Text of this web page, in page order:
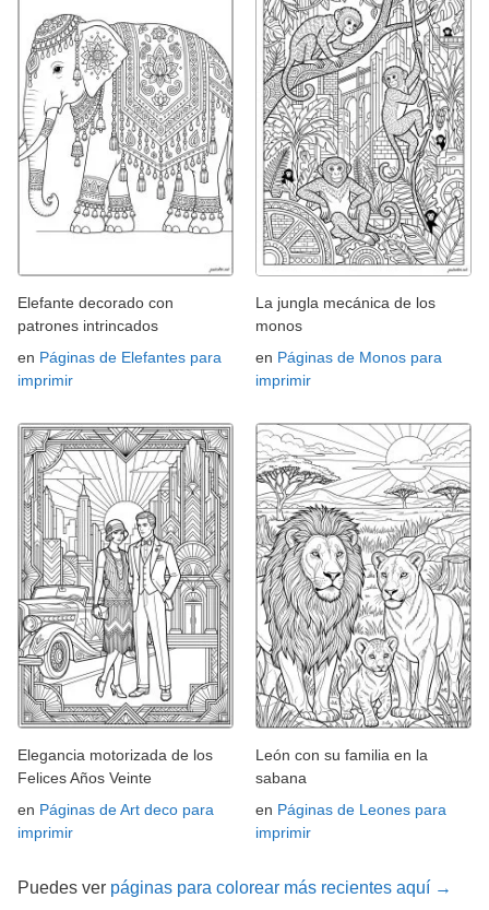
Elefante decorado con
patrones intrincados
en Páginas de Elefantes para
imprimir
La jungla mecánica de los
monos
en Páginas de Monos para
imprimir
Elegancia motorizada de los
Felices Años Veinte
en Páginas de Art deco para
imprimir
León con su familia en la
sabana
en Páginas de Leones para
imprimir
Puedes ver páginas para colorear más recientes aquí →